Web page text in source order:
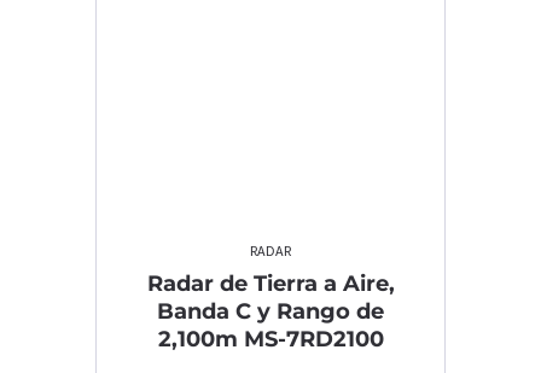
RADAR
Radar de Tierra a Aire,
Banda C y Rango de
2,100m MS-7RD2100